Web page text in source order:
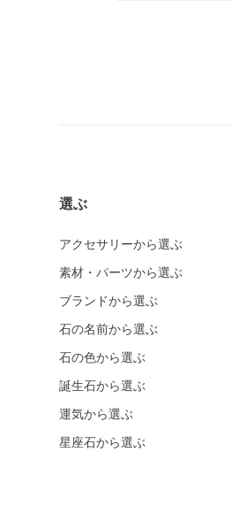
選ぶ
アクセサリーから選ぶ
素材・パーツから選ぶ
ブランドから選ぶ
石の名前から選ぶ
石の色から選ぶ
誕生石から選ぶ
運気から選ぶ
星座石から選ぶ